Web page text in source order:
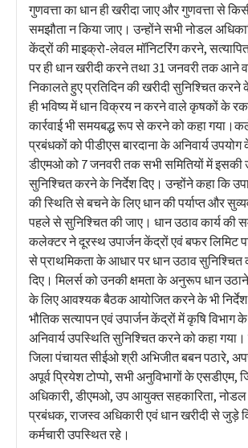
गुणवत्ता का धान ही खरीदा जाए और गुणवत्ता से
समझौता न किया जाए। उन्होंने सभी नोडल
केंद्रों की माइक्रो-लेवल मॉनिटरिंग करने,
पर ही धान खरीदी करने तथा 31 जनवरी तक आने
निकालते हुए प्रतिदिन की खरीदी सुनिश्चित करने
ही भविष्य में धान विक्रय न करने वाले कृषकों के
कार्रवाई भी समयबद्ध रूप से करने को कहा
प्रबंधकों को पीडीएस बारदाना के अनिवार्य उपयोग
डीएमओ को 7 जनवरी तक सभी समितियों में इसकी
सुनिश्चित करने के निर्देश दिए। उन्होंने कहा कि
की स्थिति से बचने के लिए धान की पर्याप्त और
पहले से सुनिश्चित की जाए। धान उठाव कार्य की
कलेक्टर ने दूरस्थ उपार्जन केंद्रों एवं बफर लिमिट
से प्राथमिकता के आधार पर धान उठाव सुनिश्चित
दिए। मिलर्स को उनकी क्षमता के अनुरूप धान
के लिए आवश्यक बैठक आयोजित करने के भी निर्देश
भौतिक सत्यापन एवं उपार्जन केंद्रों में कृषि
अनिवार्य उपस्थिति सुनिश्चित करने को कहा
जिला पंचायत सीईओ श्री अभिजीत बबन पठारे,
अपूर्व प्रियेश टोप्पो, सभी अनुविभागों के एसडीएम,
अधिकारी, डीएमओ, उप आयुक्त सहकारिता, नोडल
प्रबंधक, राजस्व अधिकारी एवं धान खरीदी से जुड़े
कर्मचारी उपस्थित रहे।